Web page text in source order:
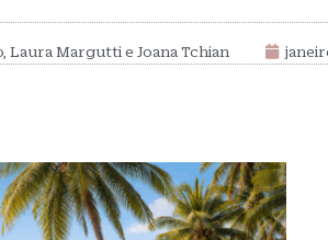
Laura Margutti e Joana Tchian